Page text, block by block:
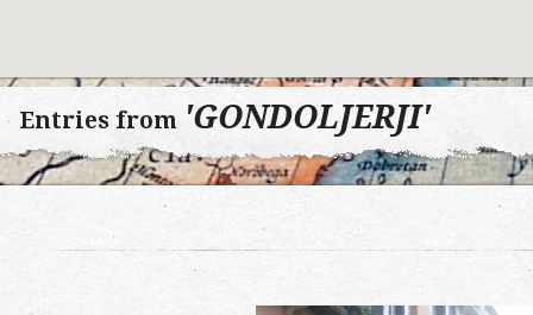
Entries from 'GONDOLJERJI'